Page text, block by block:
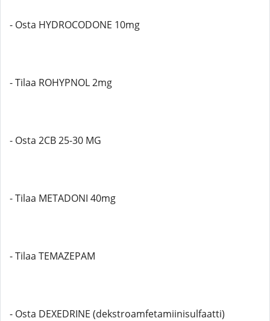
- Osta HYDROCODONE 10mg
- Tilaa ROHYPNOL 2mg
- Osta 2CB 25-30 MG
- Tilaa METADONI 40mg
- Tilaa TEMAZEPAM
- Osta DEXEDRINE (dekstroamfetamiinisulfaatti)